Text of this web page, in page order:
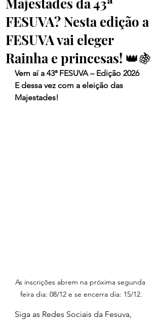
FESUVA? Nesta edição a
FESUVA vai eleger
Rainha e princesas! 👑🍇
Vem aí a 43ª FESUVA – Edição 2026
E dessa vez com a eleição das
Majestades!
As inscrições abrem na próxima segunda
feira dia: 08/12 e se encerra dia: 15/12.
Siga as Redes Sociais da Fesuva,